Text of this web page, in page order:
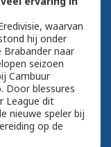
waarvan
hij onder
Brabander naar
seizoen
Cambuur
Door blessures
League dit
nieuwe speler bij
op de